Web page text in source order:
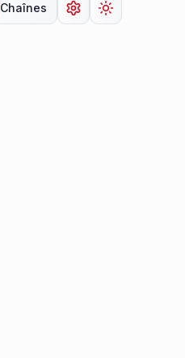
Chaînes Ouvrir lesChanger de